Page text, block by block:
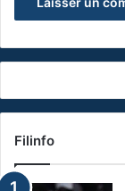
Filinfo